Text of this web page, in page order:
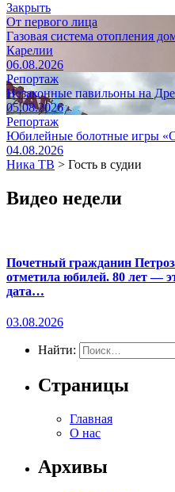
Закрыть
От первого лица
Газовая система отопления
Карелии
06.08.2026
Репортаж
Незаконные павильоны на
05.08.2026
Репортаж
Юбилейные болотные игры
04.08.2026
Ника ТВ > Гость в судии
Видео недели
Почетный гражданин
отметила юбилей. 80 лет —
дата…
03.08.2026
Найти:
Страницы
Главная
О нас
Архивы